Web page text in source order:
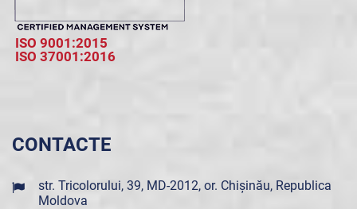
ISO 9001:2015
ISO 37001:2016
CONTACTE
str. Tricolorului, 39, MD-2012, or. Chișinău, Republica
Moldova